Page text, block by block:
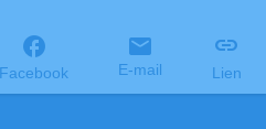
Facebook E-mail Lien